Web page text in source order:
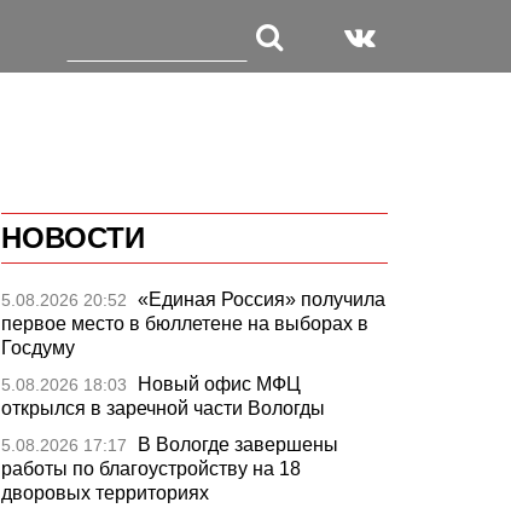
НОВОСТИ
5.08.2026 20:52
«Единая Россия» получила
первое место в бюллетене на выборах в
Госдуму
5.08.2026 18:03
Новый офис МФЦ
открылся в заречной части Вологды
5.08.2026 17:17
В Вологде завершены
работы по благоустройству на 18
дворовых территориях